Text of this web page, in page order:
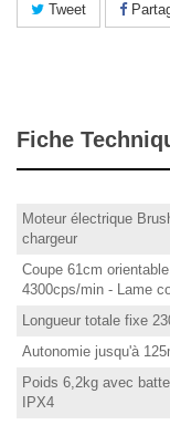
Tweet
Fiche
Moteur électrique
chargeur
Coupe 61cm
4300cps/min - Lame
Longueur totale fixe
Autonomie jusqu'à
Poids 6,2kg avec
IPX4